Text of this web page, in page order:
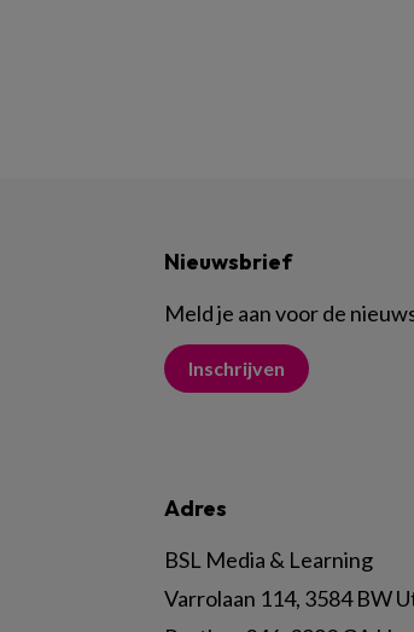
Nieuwsbrief
Meld je aan voor de
Inschrijven
Adres
BSL Media & Learning
Varrolaan 114, 3584 BW